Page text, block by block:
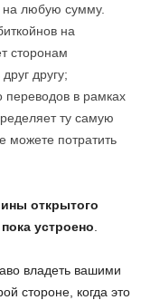
любую сумму.
на
сторонам
другу;
переводов в рамках
ту самую
можете потратить
открытого
устроено
владеть вашими
стороне, когда это